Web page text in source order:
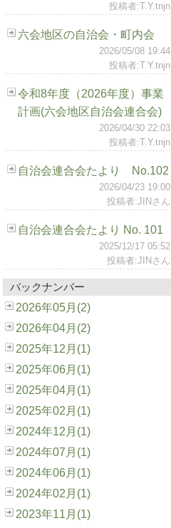
投稿者:T.Y.tnjn
六会地区の自治会・町内会
2026/05/08 19:44
投稿者:T.Y.tnjn
令和8年度（2026年度）事業
計画(六会地区自治会連合会)
2026/04/30 22:03
投稿者:T.Y.tnjn
自治会連合会たより No.102
2026/04/23 19:00
投稿者:JINさん
自治会連合会たより No. 101
2025/12/17 05:52
投稿者:JINさん
バックナンバー
2026年05月(2)
2026年04月(2)
2025年12月(1)
2025年06月(1)
2025年04月(1)
2025年02月(1)
2024年12月(1)
2024年07月(1)
2024年06月(1)
2024年02月(1)
2023年11月(1)